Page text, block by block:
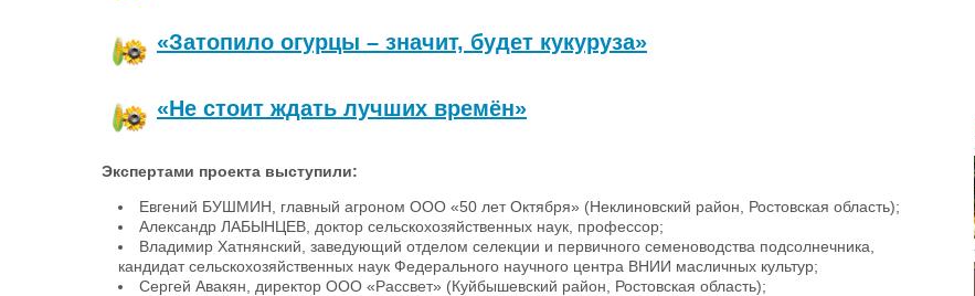
«Затопило огурцы – значит, будет кукуруза»
«Не стоит ждать лучших времён»
Экспертами проекта выступили:
Евгений БУШМИН, главный агроном ООО «50 лет Октября» (Неклиновский район, Ростовская область);
Александр ЛАБЫНЦЕВ, доктор сельскохозяйственных наук, профессор;
Владимир Хатнянский, заведующий отделом селекции и первичного семеноводства подсолнечника,
кандидат сельскохозяйственных наук Федерального научного центра ВНИИ масличных культур;
Сергей Авакян, директор ООО «Рассвет» (Куйбышевский район, Ростовская область);